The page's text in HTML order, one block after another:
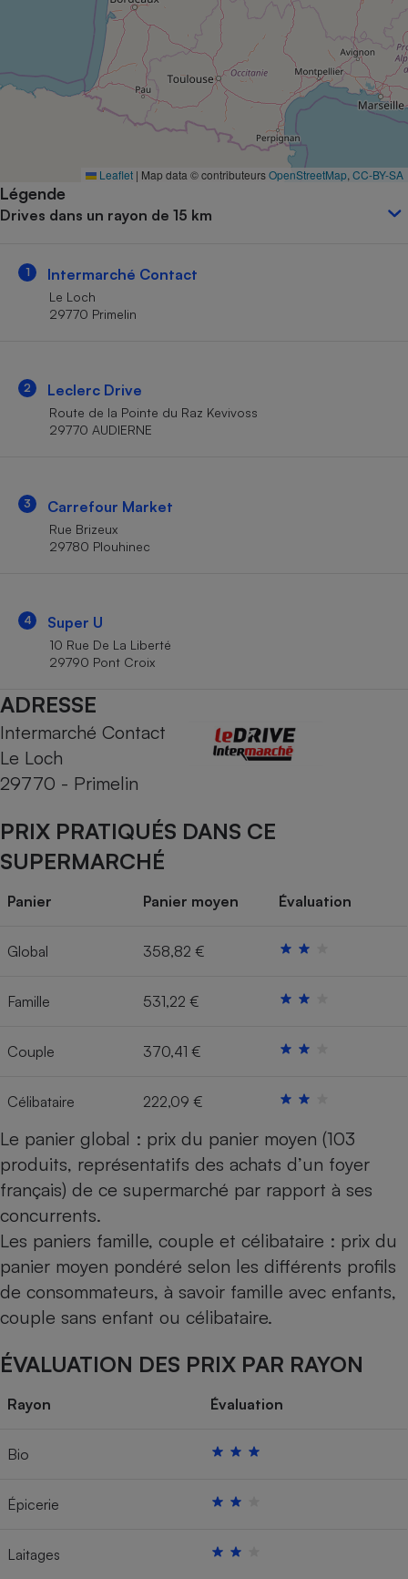
Leaflet | Map data © contributeursOpenStreetMap CC-BY-SA
Légende
Drives dans un rayon de 15 km
1 Intermarché Contact
Le Loch
29770 Primelin
2 Leclerc Drive
Route de la Pointe du Raz Kevivoss
29770 AUDIERNE
3 Carrefour Market
Rue Brizeux
29780 Plouhinec
4 Super U
10 Rue De La Liberté
29790 Pont Croix
ADRESSE
Intermarché Contact
Le Loch
29770 - Primelin
PRIX PRATIQUÉS DANS CE
SUPERMARCHÉ
Panier Panier moyen Évaluation
Global 358,82 €
Famille 531,22 €
Couple 370,41 €
Célibataire 222,09 €
Le panier global : prix du panier moyen (103
produits, représentatifs des achats d’un foyer
français) de ce supermarché par rapport à ses
concurrents.
Les paniers famille, couple et célibataire : prix du
panier moyen pondéré selon les différents profils
de consommateurs, à savoir famille avec enfants,
couple sans enfant ou célibataire.
ÉVALUATION DES PRIX PAR RAYON
Rayon Évaluation
Bio
Épicerie
Laitages
Complément
alimentaire
Assurance emprunteur
Banque
Petit électroménager -
Téléphone mobile -
Matelas
Mutuelle